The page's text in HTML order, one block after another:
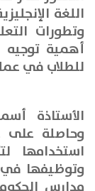
اللغة
وتطورات
أهمية توجيه
للطلاب في
الأستاذة
وحاصلة على
استخدامها
وتوظيفها في